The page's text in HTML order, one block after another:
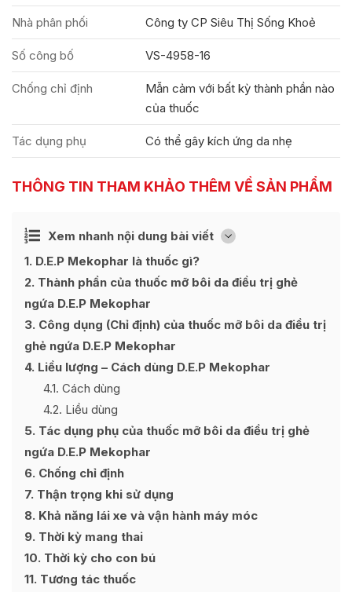
Nhà phân phối Công ty CP Siêu Thị Sống Khoẻ
Số công bố VS-4958-16
Chống chỉ định
Mẫn cảm với bất kỳ thành phần nào
của thuốc
Tác dụng phụ Có thể gây kích ứng da nhẹ
THÔNG TIN THAM KHẢO THÊM VỀ SẢN PHẨM
Xem nhanh nội dung bài viết [
Ẩn
1 D.E.P Mekophar là thuốc gì?
2 Thành phần của thuốc mỡ bôi da điều trị ghẻ
ngứa D.E.P Mekophar
3 Công dụng (Chỉ định) của thuốc mỡ bôi da điều trị
ghẻ ngứa D.E.P Mekophar
4 Liều lượng – Cách dùng D.E.P Mekophar
4.1 Cách dùng
4.2 Liều dùng
5 Tác dụng phụ của thuốc mỡ bôi da điều trị ghẻ
ngứa D.E.P Mekophar
6 Chống chỉ định
7 Thận trọng khi sử dụng
8 Khả năng lái xe và vận hành máy móc
9 Thời kỳ mang thai
10 Thời kỳ cho con bú
11 Tương tác thuốc